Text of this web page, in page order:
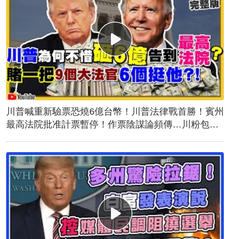
川普喊重新驗票恐燒6億台幣！川普法律戰首勝！賓州
最高法院批准計票暫停！作票陰謀論頻傳…川粉包圍